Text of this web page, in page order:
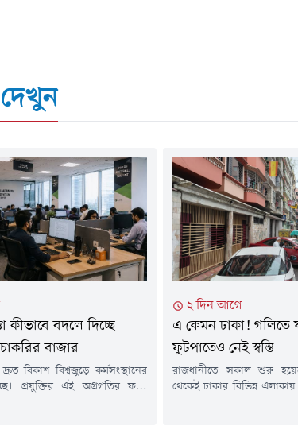
কীভাবে বদলে দিচ্ছে
বাজার
দ্রুত বিকাশ বিশ্বজুড়ে কর্মসংস্থানের
প্রযুক্তির এই অগ্রগতির ফলে
২ দিন আগে
এ কেমন ঢাকা! গলিতে
ফুটপাতেও নেই স্বস্তি
রাজধানীতে সকাল শুরু
থেকেই ঢাকার বিভিন্ন